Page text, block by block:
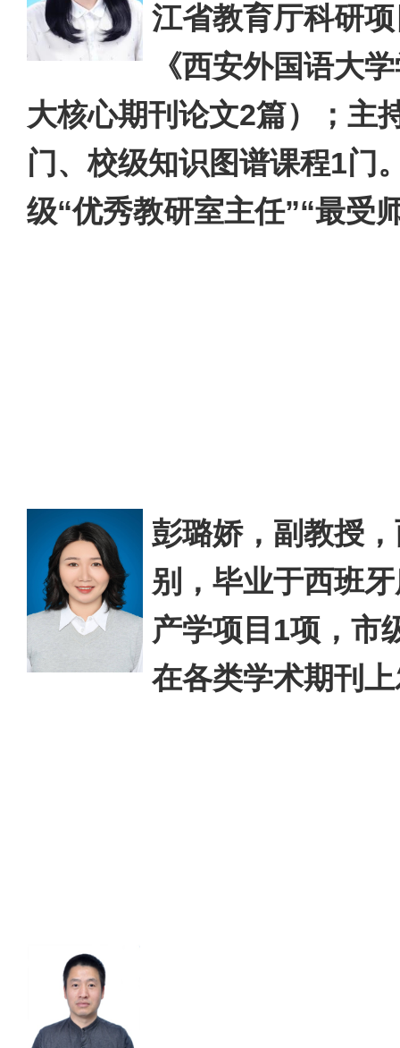
江省教育厅科研
《西安外国语大
大核心期刊论文2篇）；主
门、校级知识图谱课程1门
级“优秀教研室主任”“最受
彭璐娇，副教授
别，毕业于西班
产学项目 1项，市
在各类学术期刊